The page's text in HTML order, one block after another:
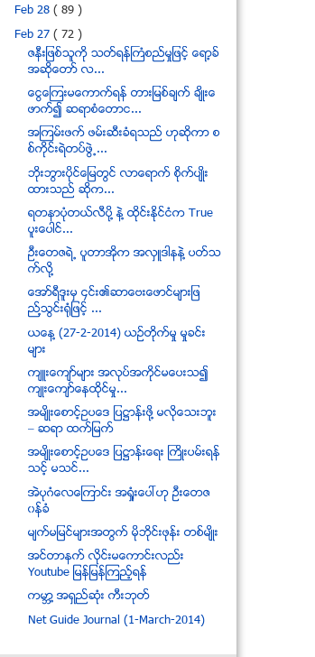
Feb 28 ( 89 )
Feb 27 ( 72 )
ဇနီးျဖစ္သူကို သတ္ရန္ႀကံစည္မႈျဖင့္ ေရာ့ခ္
အဆိုေတာ္ လ...
ေငြေၾကးမေကာက္ရန္ တားျမစ္ခ်က္ ခ်ိဳးေ
ဖာက္၍ ဆရာစံေတာင...
အၾကမ္းဖက္ ဖမ္းဆီးခံရသည္ ဟုဆိုကာ စ
စ္ကိုင္းရဲတပ္ဖြဲ႕...
ဘိုးဘြားပိုင္ေျမတြင္ လာေရာက္ စိုက္ပ်ဳိး
ထားသည္ ဆိုက...
ရတနာပံုတယ္လီပို႔ နဲ႔ ထုိင္းႏုိင္ငံက True
ပူးေပါင္...
ဦးေတဇရဲ႕ ပူတာအုိက အလွဴဒါနနဲ႔ ပတ္သ
က္လုိ႔
ေအာ္ရီဒူးမွ ၄င္း၏ဆာေဗးေဖာင္မ်ားျဖ
ည္႔သြင္းရံုျဖင့္ ...
ယေန႔ (27-2-2014) ယဥ္တုိက္မႈ မႈခင္း
မ်ား
က်ဴးေက်ာ္မ်ား အလုပ္အကိုင္မေပးသ၍
က်ဳးေက်ာ္ေနထုိင္မႈ...
အမ်ိဳးေစာင့္ဥပေဒ ျပ႒ာန္းဖို႔ မလိုေသးဘူး
– ဆရာ ထက္ျမက္
အမ်ိဳးေစာင့္ဥပေဒ ျပ႒ာန္းေရး ႀကိဳးပမ္းရန္
သင့္ မသင္...
အဲပုဂံေလေၾကာင္း အရႈံးေပၚဟု ဦးေတဇ
၀န္ခံ
မ်က္မျမင္မ်ားအတြက္ မိုဘုိင္းဖုန္း တစ္မ်ိဳး
အင္တာနက္ လိုင္းမေကာင္းလည္း
Youtube ျမန္ျမန္ၾကည့္ရန္
ကမာၻ႔ အရွည္ဆံုး ကီးဘုတ္
Net Guide Journal (1-March-2014)